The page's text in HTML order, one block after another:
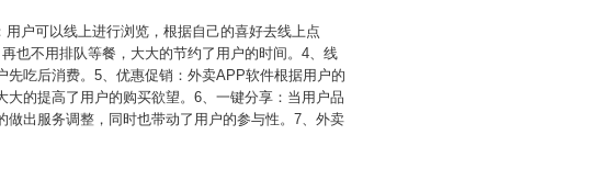
户可以线上进行浏览，根据自己的喜好去线上点
也不用排队等餐，大大的节约了用户的时间。4、线
吃后消费。5、优惠促销：外卖APP软件根据用户的
的提高了用户的购买欲望。6、一键分享：当用户品
出服务调整，同时也带动了用户的参与性。7、外卖